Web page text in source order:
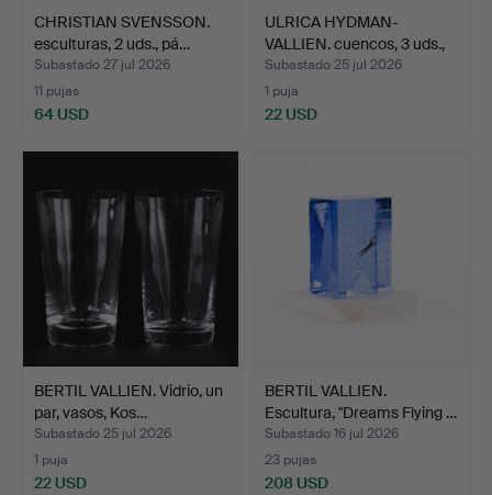
CHRISTIAN SVENSSON.
esculturas, 2 uds., pá…
Subastado 27 jul 2026
11 pujas
64 USD
ULRICA HYDMAN-
VALLIEN. cuencos, 3 uds.,
Ko…
Subastado 25 jul 2026
1 puja
22 USD
BERTIL VALLIEN. Vidrio, un
par, vasos, Kos…
Subastado 25 jul 2026
1 puja
22 USD
BERTIL VALLIEN.
Escultura, "Dreams Flying …
Subastado 16 jul 2026
23 pujas
208 USD